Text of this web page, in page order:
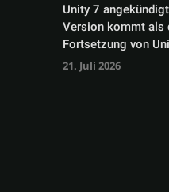
Unity 7
Version kommt als
Fortsetzung von
21. Juli 2026